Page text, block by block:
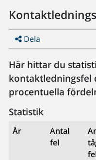
Dela
Här hittar du
kontaktledningsfel
procentuella
Statistik
År
Antal
fel